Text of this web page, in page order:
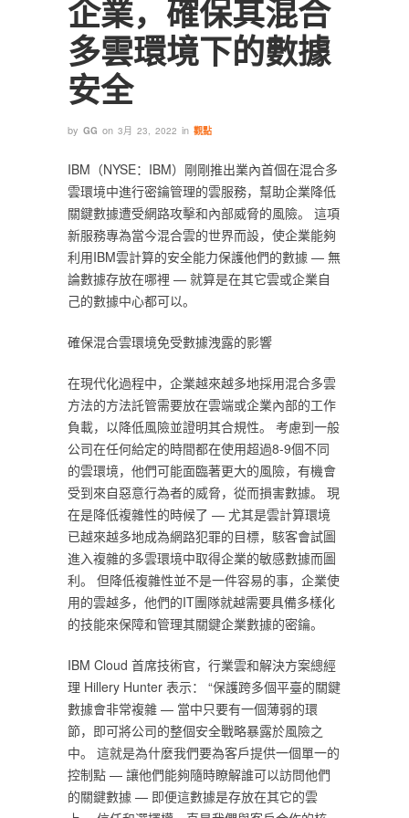
企業，確保其混合
多雲環境下的數據
安全
by GG on 3月 23, 2022 in 觀點
IBM（NYSE：IBM）剛剛推出業內首個在混合多
雲環境中進行密鑰管理的雲服務，幫助企業降低
關鍵數據遭受網路攻擊和內部威脅的風險。 這項
新服務專為當今混合雲的世界而設，使企業能夠
利用IBM雲計算的安全能力保護他們的數據 — 無
論數據存放在哪裡 — 就算是在其它雲或企業自
己的數據中心都可以。
確保混合雲環境免受數據洩露的影響
在現代化過程中，企業越來越多地採用混合多雲
方法的方法託管需要放在雲端或企業內部的工作
負載，以降低風險並證明其合規性。 考慮到一般
公司在任何給定的時間都在使用超過8-9個不同
的雲環境，他們可能面臨著更大的風險，有機會
受到來自惡意行為者的威脅，從而損害數據。 現
在是降低複雜性的時候了 — 尤其是雲計算環境
已越來越多地成為網路犯罪的目標，駭客會試圖
進入複雜的多雲環境中取得企業的敏感數據而圖
利。 但降低複雜性並不是一件容易的事，企業使
用的雲越多，他們的IT團隊就越需要具備多樣化
的技能來保障和管理其關鍵企業數據的密鑰。
IBM Cloud 首席技術官，行業雲和解決方案總經
理 Hillery Hunter 表示： “保護跨多個平臺的關鍵
數據會非常複雜 — 當中只要有一個薄弱的環
節，即可將公司的整個安全戰略暴露於風險之
中。 這就是為什麼我們要為客戶提供一個單一的
控制點 — 讓他們能夠隨時瞭解誰可以訪問他們
的關鍵數據 — 即便這數據是存放在其它的雲